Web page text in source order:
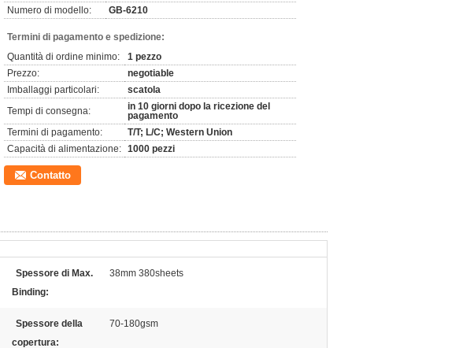
Numero di modello:
GB-6210
Termini di pagamento e spedizione:
Quantità di ordine minimo:
1 pezzo
Prezzo:
negotiable
Imballaggi particolari:
scatola
Tempi di consegna:
in 10 giorni dopo la ricezione del
pagamento
Termini di pagamento:
T/T; L/C; Western Union
Capacità di alimentazione: 1000 pezzi
Contatto
Spessore di Max.
Binding:
38mm 380sheets
Spessore della
copertura:
70-180gsm